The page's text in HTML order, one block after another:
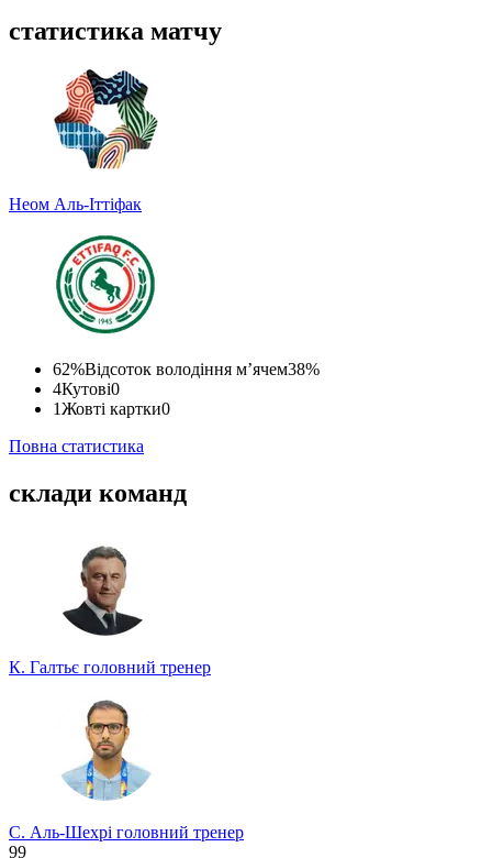
статистика матчу
Неом Аль-Іттіфак
62%Відсоток володіння м’ячем38%
4Кутові0
1Жовті картки0
Повна статистика
склади команд
К. Галтьє головний тренер
С. Аль-Шехрі головний тренер
99